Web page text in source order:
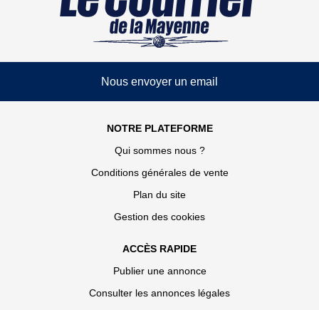
Nous envoyer un email
NOTRE PLATEFORME
Qui sommes nous ?
Conditions générales de vente
Plan du site
Gestion des cookies
ACCÈS RAPIDE
Publier une annonce
Consulter les annonces légales